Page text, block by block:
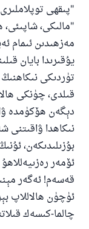
"مالىكى،
مەزھىدىن ئىمام
يۇقىرىدا بايان
تۈردىكى
قىلدى، چۈنكى
دېگەن ھۆكۈمدە
نىكاھدا ۋاقىتنى
بۇزىلىدىكەن،
ئۆمەر
قەسەم! ئەگەر
ئۈچۈن ھالاللاپ
چالما-كىسەك